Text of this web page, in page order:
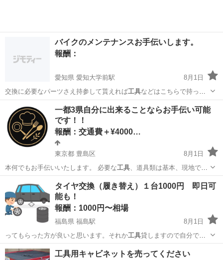
バイクのメンテナンスお手伝いします。
報酬：
愛知県 愛知大学前駅
8月1日
交換に必要なパーツさえ持参して貰えれば工具などはこちらで持って
いきますので大丈夫…愛知大学前駅 手伝いたい/助けたい
一都3県自分に出来ることならお手伝い可能
です！！
報酬：交通費＋¥4000…
東京都 豊島区
8月1日
本何でもお手伝いいたします。 必要な工具、道具類は基本、現地でご
用意お願いして…
手伝いたい/助けたい 組み立て
タイヤ交換（履き替え）１台1000円 即日可
能も！
報酬：1000円〜相場
福島県 福島駅
8月1日
ってもらった方が良いと思います。それか工具貸しますので自分でお
願いします。自分の…
福島 福島市 福島駅 手伝いたい/助けたい タイヤ交換
工具用キャビネットを売ってください